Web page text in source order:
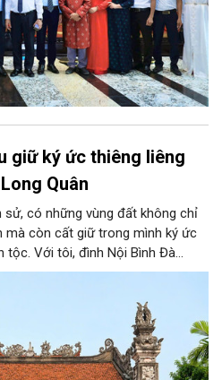
giữ ký ức thiêng liêng
Quân
sử, có những vùng đất không chỉ
mà còn cất giữ trong mình ký ức
tộc. Với tôi, đình Nội Bình Đà
quê hương, mà còn gắn với tuổi
ba âm lịch và với niềm tự hào
Long Quân, vị thủy tổ của